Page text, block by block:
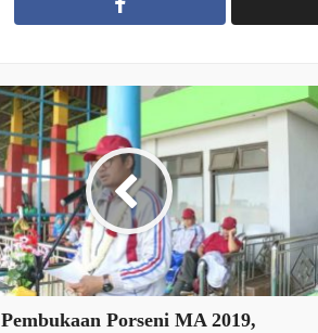
Pembukaan Porseni MA 2019,